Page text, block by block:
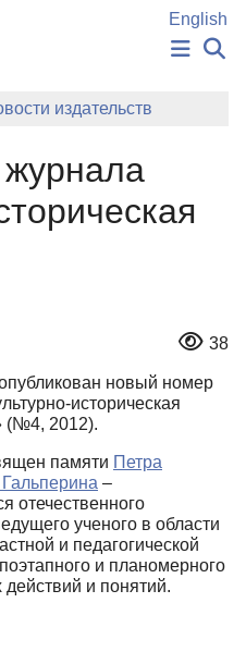
English
СЛОВА
издательств
38
новый номер
историческая
(№4, 2012).
памяти Петра
–
отечественного
ученого в области
и педагогической
и планомерного
и понятий.